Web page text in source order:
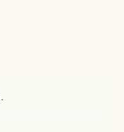
vars motiv att
som de
in uppgifter.
metod